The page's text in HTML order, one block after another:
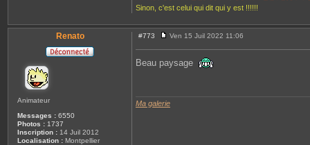
o
Sinon, c'est celui qui dit qui y est !!!!!!
Renato
Animateur
Messages : 6550
Photos : 1737
Inscription : 14 Juil 2012
Localisation : Montpellier
#773
e
s
Ven 15 Juil 2022 11:06
Beau paysage
Ma galerie